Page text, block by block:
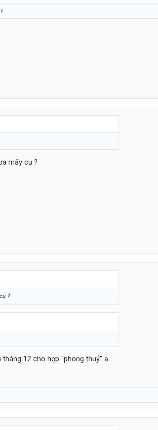
mấy cụ ?
?
12 cho hợp "phong thuỷ" ạ